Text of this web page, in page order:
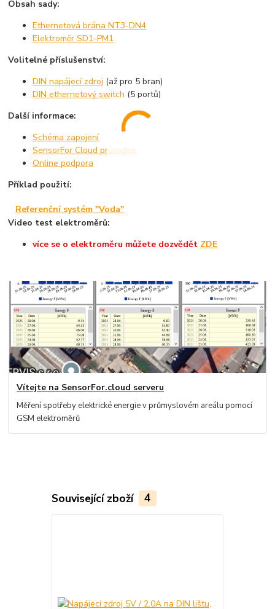
Obsah sady:
Ethernetová brána NT3-DN4
Elektroměr SD1-PM1
Volitelné příslušenství:
DIN napájecí zdroj (až pro 5 bran)
DIN ethernetový switch (5 portů)
Další informace:
Schéma zapojení
SensorFor Cloud průvodce
Online podpora
Příklad použití:
Referenční systém "Voda"
Video test elektroměrů:
více se o elektroměru můžete dozvědět ZDE
Vítejte na SensorFor.cloud serveru
Měření spotřeby elektrické energie v průmyslovém areálu pomocí
GSM elektroměrů
Související zboží 4